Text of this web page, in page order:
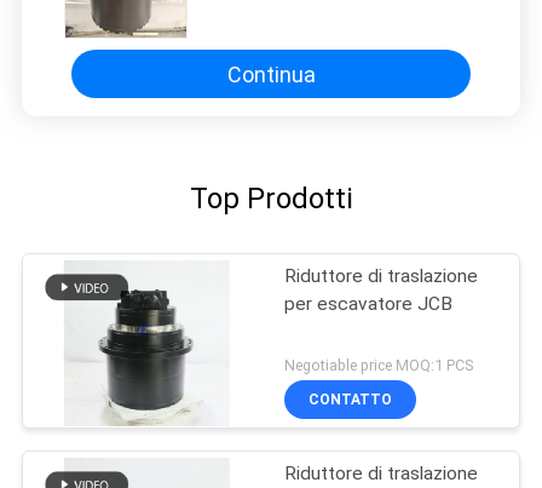
Gearbox Dispositivo di alta
qualità Macchine per la
costruzione
Continua
Top Prodotti
Riduttore di traslazione
per escavatore JCB
Negotiable price MOQ:1 PCS
CONTATTO
Riduttore di traslazione